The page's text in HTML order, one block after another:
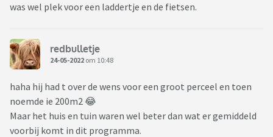
was wel plek voor een laddertje en de fietsen.
redbulletje
24-05-2022 om 10:48
haha hij had t over de wens voor een groot perceel en toen
noemde ie 200m2 😂
Maar het huis en tuin waren wel beter dan wat er gemiddeld
voorbij komt in dit programma.